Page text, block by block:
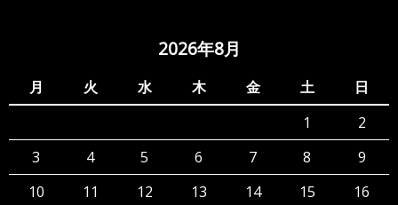
2026年8月
月 火 水 木 金 土
日
1
2
3
4 5 6 7 8
9
10
11 12 13 14 15 16